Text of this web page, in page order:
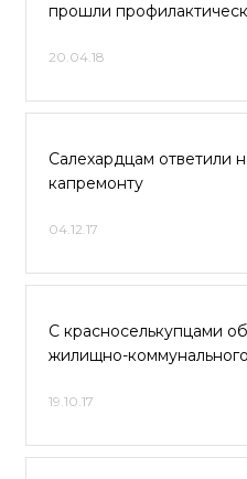
прошли
20.04.18
Салехардцам ответили
капремонту
04.12.17
С красноселькупцами
жилищно-коммунального
19.10.17